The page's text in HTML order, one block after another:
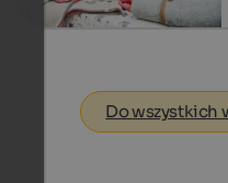
Do wszystkich